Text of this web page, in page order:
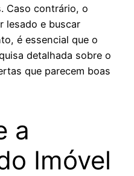
Caso contrário, o
lesado e buscar
é essencial que o
detalhada sobre o
que parecem boas
a
Imóvel